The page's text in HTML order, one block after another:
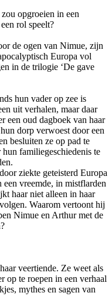
opgroeien in een
rol speelt?
de ogen van Nimue, zijn
Europa vol
in de trilogie ‘De gave
hun vader op zee is
uit verhalen, maar daar
een oud dagboek van haar
dorp verwoest door een
besluiten ze op pad te
familiegeschiedenis te
ziekte geteisterd Europa
vreemde, in mistflarden
haar niet alleen in haar
Waarom vertoont hij
Nimue en Arthur met de
veertiende. Ze weet als
op te roepen in een verhaal
mythes en sagen van